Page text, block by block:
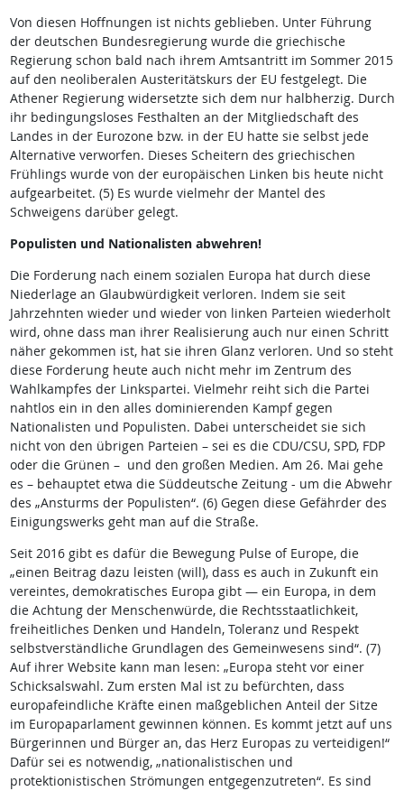
Von diesen Hoffnungen ist nichts geblieben. Unter Führung
der deutschen Bundesregierung wurde die griechische
Regierung schon bald nach ihrem Amtsantritt im Sommer 2015
auf den neoliberalen Austeritätskurs der EU festgelegt. Die
Athener Regierung widersetzte sich dem nur halbherzig. Durch
ihr bedingungsloses Festhalten an der Mitgliedschaft des
Landes in der Eurozone bzw. in der EU hatte sie selbst jede
Alternative verworfen. Dieses Scheitern des griechischen
Frühlings wurde von der europäischen Linken bis heute nicht
aufgearbeitet. (5) Es wurde vielmehr der Mantel des
Schweigens darüber gelegt.
Populisten und Nationalisten abwehren!
Die Forderung nach einem sozialen Europa hat durch diese
Niederlage an Glaubwürdigkeit verloren. Indem sie seit
Jahrzehnten wieder und wieder von linken Parteien wiederholt
wird, ohne dass man ihrer Realisierung auch nur einen Schritt
näher gekommen ist, hat sie ihren Glanz verloren. Und so steht
diese Forderung heute auch nicht mehr im Zentrum des
Wahlkampfes der Linkspartei. Vielmehr reiht sich die Partei
nahtlos ein in den alles dominierenden Kampf gegen
Nationalisten und Populisten. Dabei unterscheidet sie sich
nicht von den übrigen Parteien – sei es die CDU/CSU, SPD, FDP
oder die Grünen – und den großen Medien. Am 26. Mai gehe
es – behauptet etwa die Süddeutsche Zeitung - um die Abwehr
des „Ansturms der Populisten“. (6) Gegen diese Gefährder des
Einigungswerks geht man auf die Straße.
Seit 2016 gibt es dafür die Bewegung Pulse of Europe, die
„einen Beitrag dazu leisten (will), dass es auch in Zukunft ein
vereintes, demokratisches Europa gibt — ein Europa, in dem
die Achtung der Menschenwürde, die Rechtsstaatlichkeit,
freiheitliches Denken und Handeln, Toleranz und Respekt
selbstverständliche Grundlagen des Gemeinwesens sind“. (7)
Auf ihrer Website kann man lesen: „Europa steht vor einer
Schicksalswahl. Zum ersten Mal ist zu befürchten, dass
europafeindliche Kräfte einen maßgeblichen Anteil der Sitze
im Europaparlament gewinnen können. Es kommt jetzt auf uns
Bürgerinnen und Bürger an, das Herz Europas zu verteidigen!“
Dafür sei es notwendig, „nationalistischen und
protektionistischen Strömungen entgegenzutreten“. Es sind